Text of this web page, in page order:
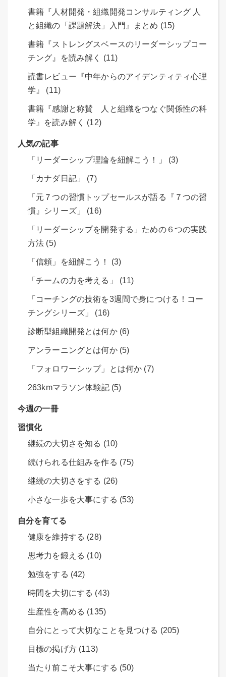
書籍『人材開発・組織開発コンサルティング 人
と組織の「課題解決」入門』まとめ (15)
書籍『ストレングスベースのリーダーシップコー
チング』を読み解く (11)
読書レビュー『中年からのアイデンティティ心理
学』 (11)
書籍『感謝と称賛 人と組織をつなぐ関係性の科
学』を読み解く (12)
人気の記事
「リーダーシップ理論を紐解こう！」 (3)
「カナダ日記」 (7)
「元７つの習慣トップセールスが語る『７つの習
慣』シリーズ」 (16)
「リーダーシップを開発する」ための６つの実践
方法 (5)
「信頼」を紐解こう！ (3)
「チームの力を考える」 (11)
「コーチングの技術を3週間で身につける！コー
チングシリーズ」 (16)
診断型組織開発とは何か (6)
アンラーニングとは何か (5)
「フォロワーシップ」とは何か (7)
263kmマラソン体験記 (5)
今週の一冊
習慣化
継続の大切さを知る (10)
続けられる仕組みを作る (75)
継続の大切さをする (26)
小さな一歩を大事にする (53)
自分を育てる
健康を維持する (28)
思考力を鍛える (10)
勉強をする (42)
時間を大切にする (43)
生産性を高める (135)
自分にとって大切なことを見つける (205)
目標の掲げ方 (113)
当たり前こそ大事にする (50)